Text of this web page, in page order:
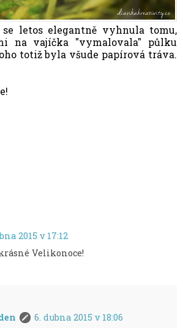
letos elegantně vyhnula tomu,
na vajíčka "vymalovala" půlku
totiž byla všude papírová tráva.
2015 v 17:12
Velikonoce!
6. dubna 2015 v 18:06